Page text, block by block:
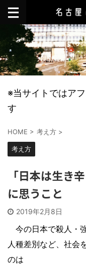
※当サイトではア
す
HOME > 考え方 >
考え方
「日本は生き
に思うこと
2019年2月8日
今の日本で殺人・
人種差別など、社会
のは